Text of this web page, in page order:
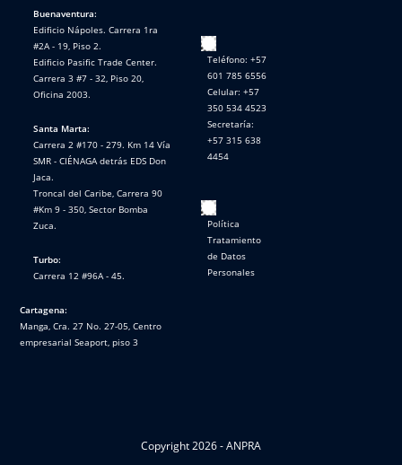
Buenaventura:
Edificio Nápoles. Carrera 1ra
#2A - 19, Piso 2.
Edificio Pasific Trade Center.
Carrera 3 #7 - 32, Piso 20,
Oficina 2003.
Santa Marta:
Carrera 2 #170 - 279. Km 14 Vía
SMR - CIÉNAGA detrás EDS Don
Jaca.
Troncal del Caribe, Carrera 90
#Km 9 - 350, Sector Bomba
Zuca.
Turbo:
Carrera 12 #96A - 45.
Cartagena:
Manga, Cra. 27 No. 27-05, Centro
empresarial Seaport, piso 3
Teléfono: +57
601 785 6556
Celular: +57
350 534 4523
Secretaría:
+57 315 638
4454
Política
Tratamiento
de Datos
Personales
Copyright 2026 - ANPRA